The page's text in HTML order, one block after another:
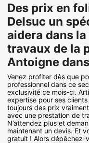
Des prix en
Delsuc un
aidera dans
travaux de la
Antoigne
Venez profiter dès que
professionnel dans ce
exclusivité ce mois-ci.
expertise pour ses
toujours des prix
avec une prestation de
N’attendez plus et
maintenant un devis. Et
gratuit ! Alors dépêchez-